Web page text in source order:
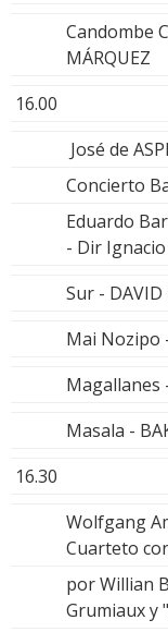
Candombe
MÁRQUEZ
16.00
José de
Concierto
Eduardo
- Dir
Sur - DAVID
Mai Nozipo
Magallanes
Masala -
16.30
Wolfgang
Cuarteto
por Willian
Grumiaux y